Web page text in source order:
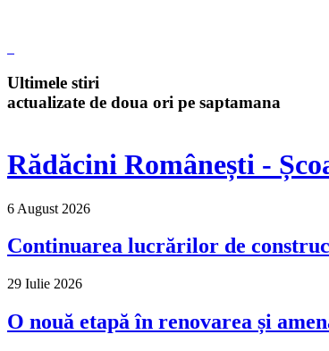
Ultimele stiri
actualizate de doua ori pe saptamana
Rădăcini Românești -
6 August 2026
Continuarea lucrărilor de
29 Iulie 2026
O nouă etapă în renovarea și